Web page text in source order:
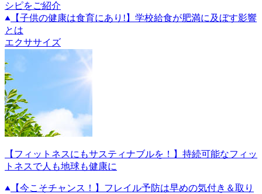
シピをご紹介
【子供の健康は食育にあり!】学校給食が肥満に及ぼす影響
とは
エクササイズ
【フィットネスにもサスティナブルを！】持続可能なフィッ
トネスで人も地球も健康に
【今こそチャンス！】フレイル予防は早めの気付き＆取り